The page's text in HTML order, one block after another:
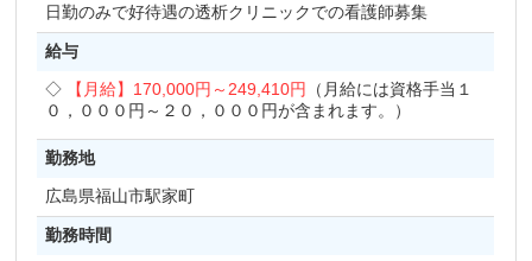
日勤のみで好待遇の透析クリニックでの看護師募集
給与
【月給】 170,000円～ 249,410円
（月給には資格手当１
０，０００円～２０，０００円が含まれます。）
勤務地
広島県福山市駅家町
勤務時間